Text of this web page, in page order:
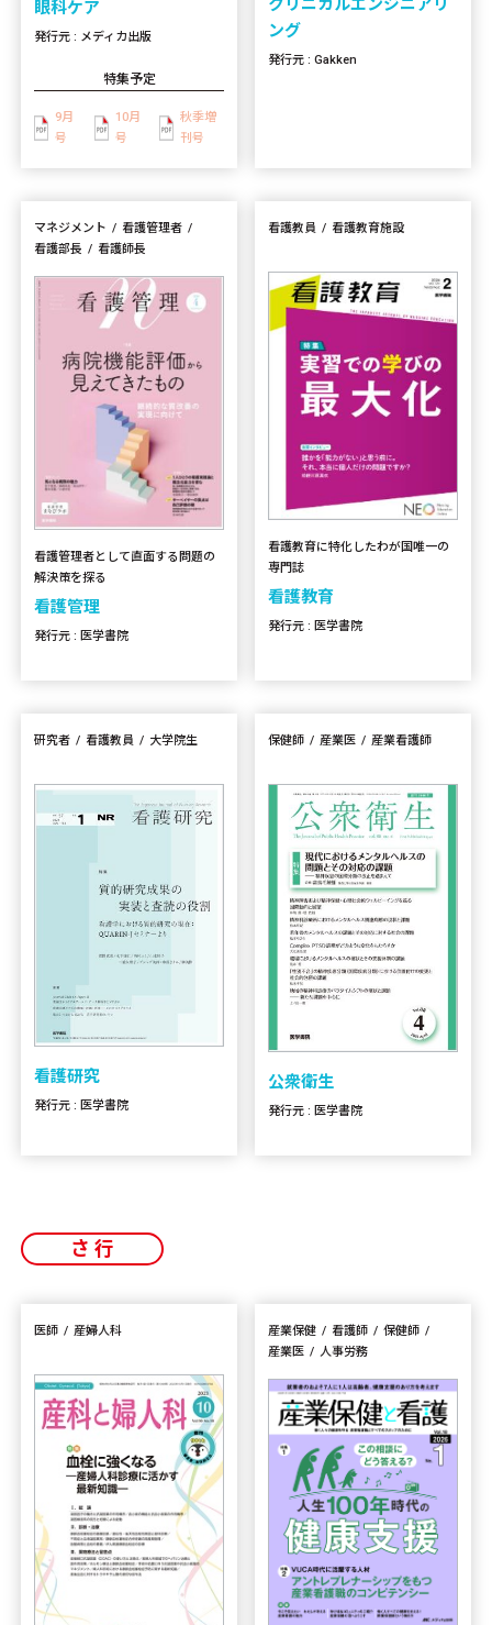
眼科ケア
発行元 : メディカ出版
特集予定
9月
号
10月
号
秋季増
刊号
クリニカルエンジニアリ
ング
発行元 : Gakken
マネジメント
看護管理者
看護部長
看護師長
看護管理者として直面する問題の
解決策を探る
看護管理
発行元 : 医学書院
看護教員 看護教育施設
看護教育に特化したわが国唯一の
専門誌
看護教育
発行元 : 医学書院
研究者 看護教員 大学院生
看護研究
発行元 : 医学書院
保健師 産業医 産業看護師
公衆衛生
発行元 : 医学書院
さ行
医師 産婦人科 産業保健 看護師
保健師
産業医
人事労務